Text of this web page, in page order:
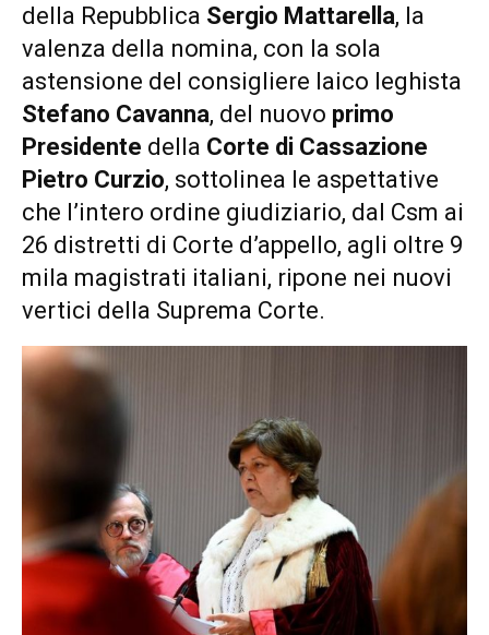
della Repubblica Sergio Mattarella, la
valenza della nomina, con la sola
astensione del consigliere laico leghista
Stefano Cavanna, del nuovo primo
Presidente della Corte di Cassazione
Pietro Curzio, sottolinea le aspettative
che l’intero ordine giudiziario, dal Csm ai
26 distretti di Corte d’appello, agli oltre 9
mila magistrati italiani, ripone nei nuovi
vertici della Suprema Corte.